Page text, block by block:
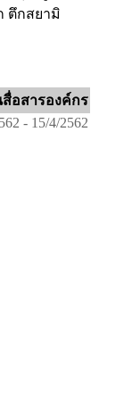
ตึกสยามิ
สื่อสารองค์กร
- 15/4/2562